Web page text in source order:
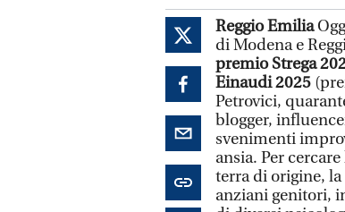
Reggio Emilia
di Modena e
premio Strega
Einaudi 2025
Petrovici,
blogger,
svenimenti
ansia. Per
terra di origine,
anziani genitori,